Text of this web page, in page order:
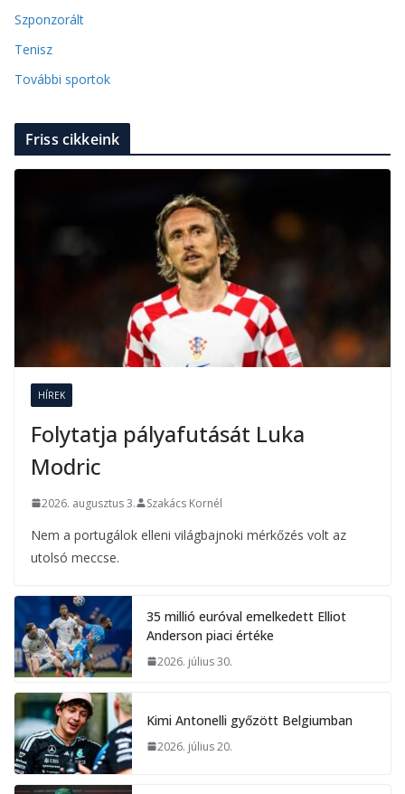
Szponzorált
Tenisz
További sportok
Friss cikkeink
HÍREK
Folytatja pályafutását Luka
Modric
2026. augusztus 3. Szakács Kornél
Nem a portugálok elleni világbajnoki mérkőzés volt az
utolsó meccse.
35 millió euróval emelkedett Elliot
Anderson piaci értéke
2026. július 30.
Kimi Antonelli győzött Belgiumban
2026. július 20.